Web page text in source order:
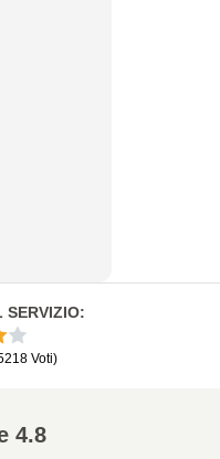
SERVIZIO:
Voti)
4.8